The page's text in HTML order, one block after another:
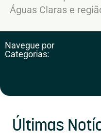
Águas Claras e
Navegue por
Categorias:
Últimas